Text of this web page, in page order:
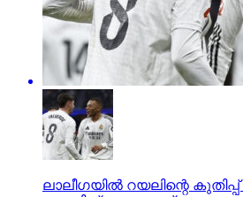
ലാലീഗയില്‍ റയലിന്റെ